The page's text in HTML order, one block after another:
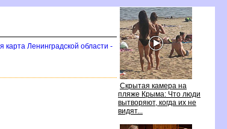
Скрытая камера на
пляже Крыма: Что люди
ытворяют, когда их не
идят...
карта Ленинградской области -